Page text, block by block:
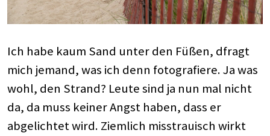
Ich habe kaum Sand unter den Füßen, dfragt
mich jemand, was ich denn fotografiere. Ja was
wohl, den Strand? Leute sind ja nun mal nicht
da, da muss keiner Angst haben, dass er
abgelichtet wird. Ziemlich misstrauisch wirkt